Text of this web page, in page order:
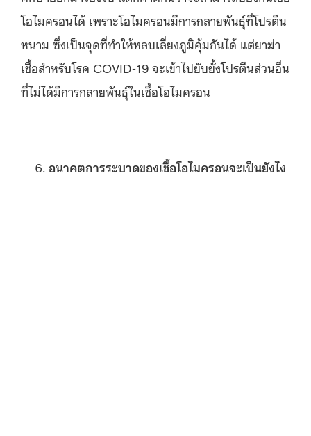
โอไมครอนได้ เพราะโอไมครอนมีการกลายพันธุ์ที่โปรตีน
หนาม ซึ่งเป็นจุดที่ทำให้หลบเลี่ยงภูมิคุ้มกันได้ แต่ยาฆ่า
เชื้อสำหรับโรค COVID-19 จะเข้าไปยับยั้งโปรตีนส่วนอื่น
ที่ไม่ได้มีการกลายพันธุ์ในเชื้อโอไมครอน
อนาคตการระบาดของเชื้อโอไมครอนจะเป็นยังไง